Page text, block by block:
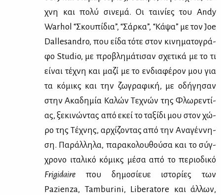
χνη και πο­λύ σι­νε­μά. Οι ται­νί­ες του Andy
Warhol “Σκου­πί­δια”, “Σάρ­κα”, “Κά­ψα” με τον Joe
Dallesandro, που εί­δα τό­τε στον κι­νη­μα­το­γρά­
φο Studio, με προ­βλη­μά­τι­σαν σχε­τι­κά με το τι
εί­ναι τέ­χνη και μα­ζί με το εν­δια­φέ­ρον μου για
τα κό­μικς και την ζω­γρα­φι­κή, με οδή­γη­σαν
στην Ακα­δη­μία Κα­λών Τε­χνών της Φλω­ρε­ντί­
ας, ξε­κι­νώ­ντας από εκεί το τα­ξί­δι μου στον χώ­
ρο της Τέ­χνης, αρ­χί­ζο­ντας από την Ανα­γέν­νη­
ση. Πα­ράλ­λη­λα, πα­ρα­κο­λου­θού­σα και το σύγ­
χρο­νο ιτα­λι­κό κό­μικς μέ­σα από το πε­ριο­δι­κό
Frigidaire που δη­μο­σί­ευε ιστο­ρί­ες των
Pazienza, Tamburini, Liberatore και άλ­λων,